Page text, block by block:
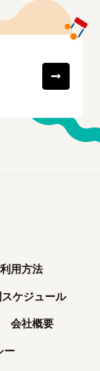
用方法
スケジュール
会社概要
ー